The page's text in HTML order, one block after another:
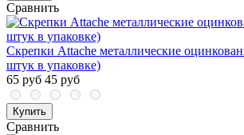
Сравнить
Скрепки Attache металлические
штук в упаковке)
65 руб 45 руб
Купить
Сравнить